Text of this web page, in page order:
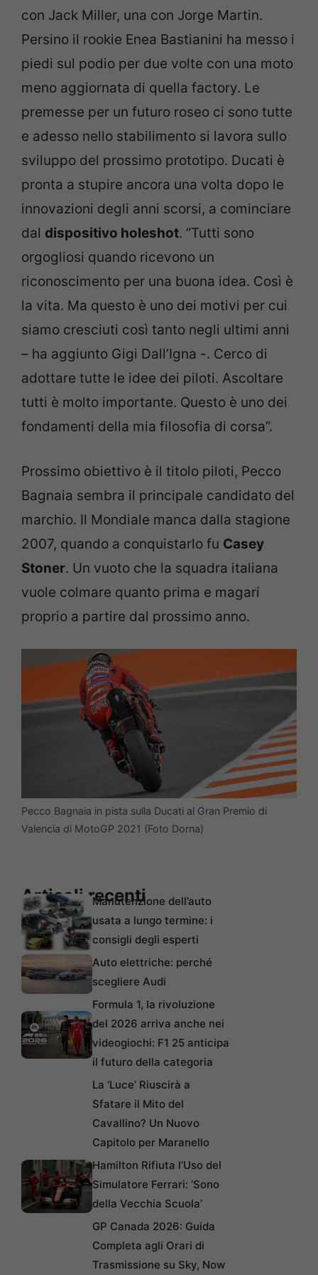
con Jack Miller, una con Jorge Martin.
Persino il rookie Enea Bastianini ha messo i
piedi sul podio per due volte con una moto
meno aggiornata di quella factory. Le
premesse per un futuro roseo ci sono tutte
e adesso nello stabilimento si lavora sullo
sviluppo del prossimo prototipo. Ducati è
pronta a stupire ancora una volta dopo le
innovazioni degli anni scorsi, a cominciare
dal dispositivo holeshot. “Tutti sono
orgogliosi quando ricevono un
riconoscimento per una buona idea. Così è
la vita. Ma questo è uno dei motivi per cui
siamo cresciuti così tanto negli ultimi anni
– ha aggiunto Gigi Dall’Igna -. Cerco di
adottare tutte le idee dei piloti. Ascoltare
tutti è molto importante. Questo è uno dei
fondamenti della mia filosofia di corsa”.
Prossimo obiettivo è il titolo piloti, Pecco
Bagnaia sembra il principale candidato del
marchio. Il Mondiale manca dalla stagione
2007, quando a conquistarlo fu Casey
Stoner. Un vuoto che la squadra italiana
vuole colmare quanto prima e magari
proprio a partire dal prossimo anno.
Pecco Bagnaia in pista sulla Ducati al Gran Premio di
Valencia di MotoGP 2021 (Foto Dorna)
Articoli recentiManutenzione dell’auto
usata a lungo termine: i
consigli degli esperti
Auto elettriche: perché
scegliere Audi
Formula 1, la rivoluzione
del 2026 arriva anche nei
videogiochi: F1 25 anticipa
il futuro della categoria
La ‘Luce’ Riuscirà a
Sfatare il Mito del
Cavallino? Un Nuovo
Capitolo per Maranello
Hamilton Rifiuta l’Uso del
Simulatore Ferrari: ‘Sono
della Vecchia Scuola’
GP Canada 2026: Guida
Completa agli Orari di
Trasmissione su Sky, Now